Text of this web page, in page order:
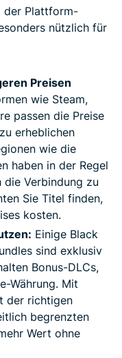
der Plattform-
nützlich für
Preisen
wie Steam,
passen die Preise
erheblichen
wie die
haben in der Regel
die Verbindung zu
Sie Titel finden,
kosten.
Einige Black
sind exklusiv
Bonus-DLCs,
Währung. Mit
der richtigen
begrenzten
Wert ohne